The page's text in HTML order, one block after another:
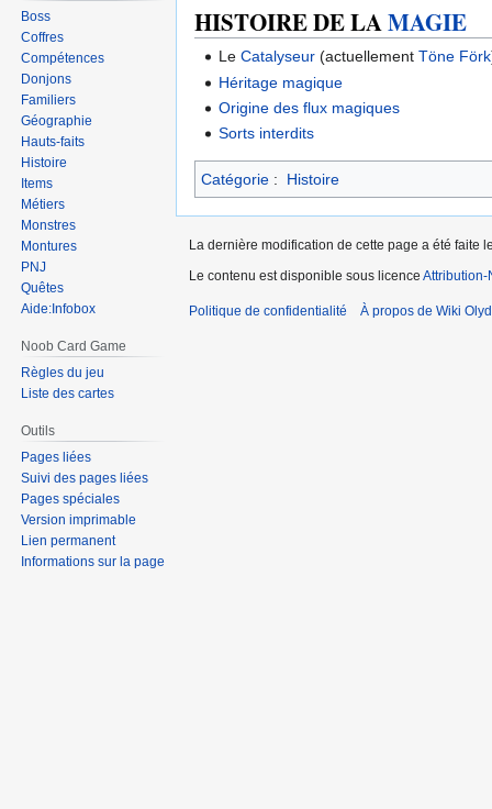
HISTOIRE DE LAMAGIE
LeCatalyseur (actuellementTöne Förk
Héritage magique
Origine des flux magiques
Sorts interdits
Catégorie : Histoire
Boss
Coffres
Compétences
Donjons
Familiers
Géographie
Hauts-faits
Histoire
Items
Métiers
Monstres
Montures
PNJ
Quêtes
Aide:Infobox
Noob Card Game
Règles du jeu
Liste des cartes
Outils
Pages liées
Suivi des pages liées
Pages spéciales
Version imprimable
Lien permanent
Informations sur la page
La dernière modification de cette page a été faite
Le contenu est disponible sous licence Attribution-
Politique de confidentialité À propos de Wiki